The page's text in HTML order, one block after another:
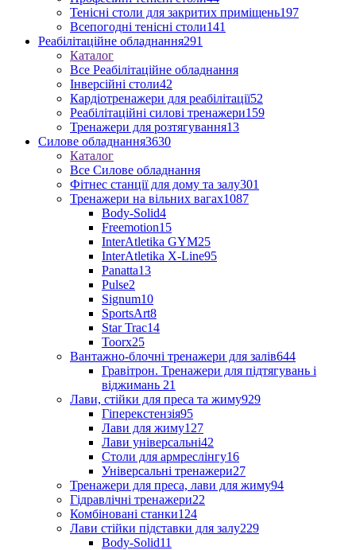
Тенісні столи для закритих приміщень197
Всепогодні тенісні столи141
Реабілітаційне обладнання291
Каталог
Все Реабілітаційне обладнання
Інверсійні столи42
Кардіотренажери для реабілітації52
Реабілітаційні силові тренажери159
Тренажери для розтягування13
Силове обладнання3630
Каталог
Все Силове обладнання
Фітнес станції для дому та залу301
Тренажери на вільних вагах1087
Body-Solid4
Freemotion15
InterAtletika GYM25
InterAtletika X-Line95
Panatta13
Pulse2
Signum10
SportsArt8
Star Trac14
Toorx25
Вантажно-блочні тренажери для залів644
Гравітрон. Тренажери для підтягувань і
віджимань 21
Лави, стійки для преса та жиму929
Гіперекстензія95
Лави для жиму127
Лави універсальні42
Столи для армреслінгу16
Універсальні тренажери27
Тренажери для преса, лави для жиму94
Гідравлічні тренажери22
Комбіновані станки124
Лави стійки підставки для залу229
Body-Solid11